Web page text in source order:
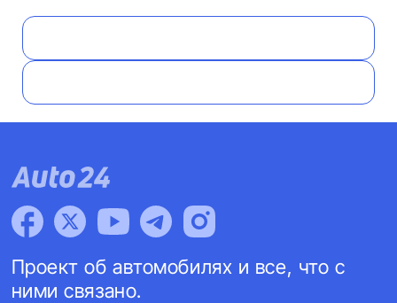
Проект об автомобилях и все, что с
ними связано.